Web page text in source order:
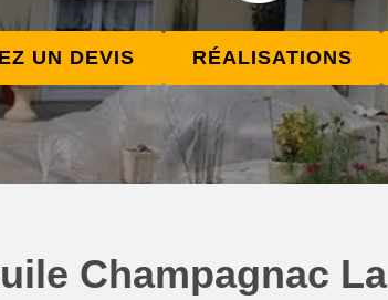
UN DEVIS RÉALISATIONS
Champagnac La